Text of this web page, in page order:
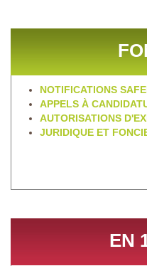
NOTIFICATIONS
APPELS À
AUTORISATIONS
JURIDIQUE ET
EN